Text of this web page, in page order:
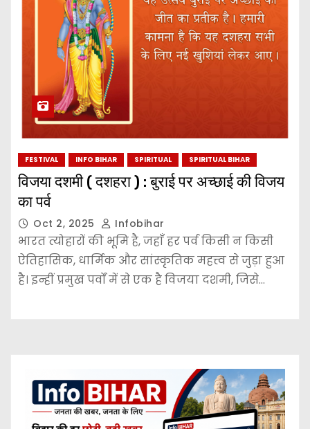
FESTIVAL INFO BIHAR SPIRITUAL SPIRITUAL BIHAR
विजया दशमी ( दशहरा ) : बुराई पर अच्छाई की विजय
का पर्व
Oct 2, 2025 Infobihar
भारत त्योहारों की भूमि है, जहाँ हर पर्व किसी न किसी
ऐतिहासिक, धार्मिक और सांस्कृतिक महत्त्व से जुड़ा हुआ
है। इन्हीं प्रमुख पर्वों में से एक है विजया दशमी, जिसे…